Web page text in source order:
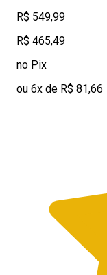
R$ 549,99
R$ 465,49
no Pix
ou 6x de R$ 81,66